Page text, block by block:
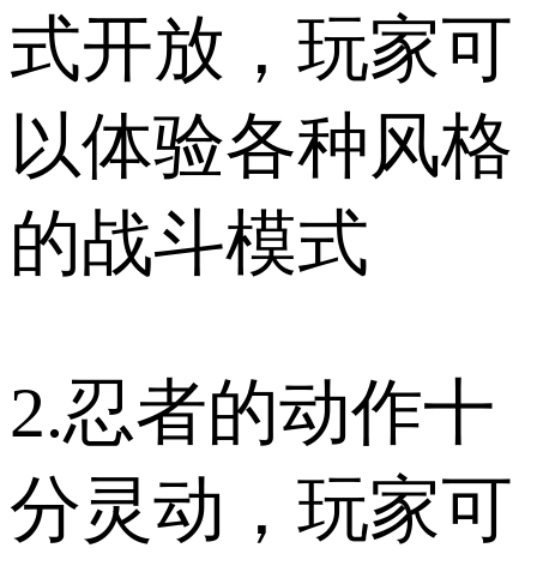
式开放，玩家可
以体验各种风格
的战斗模式
2.忍者的动作十
分灵动，玩家可